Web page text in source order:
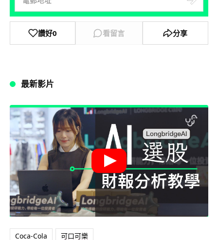
讚好0 看留言 分享
最新影片
Coca-Cola 可口可樂